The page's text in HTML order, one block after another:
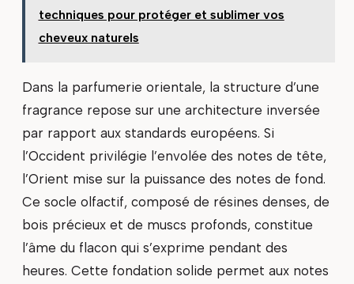
techniques pour protéger et sublimer vos
cheveux naturels
Dans la parfumerie orientale, la structure d’une
fragrance repose sur une architecture inversée
par rapport aux standards européens. Si
l’Occident privilégie l’envolée des notes de tête,
l’Orient mise sur la puissance des notes de fond.
Ce socle olfactif, composé de résines denses, de
bois précieux et de muscs profonds, constitue
l’âme du flacon qui s’exprime pendant des
heures. Cette fondation solide permet aux notes